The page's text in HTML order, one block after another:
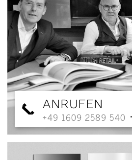
ANRUFEN
+49 1609 2589 540